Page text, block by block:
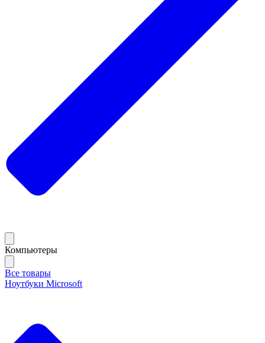
Компьютеры
Все товары
Ноутбуки Microsoft